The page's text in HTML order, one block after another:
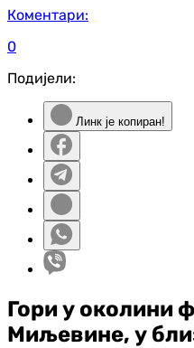
Коментари:
0
Подијели:
Линк је копиран!
Гори у околини
Миљевине, у